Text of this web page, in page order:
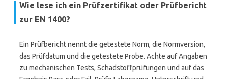
Wie lese ich ein Prüfzertifikat oder Prüfbericht
zur EN 1400?
Ein Prüfbericht nennt die getestete Norm, die Normversion,
das Prüfdatum und die getestete Probe. Achte auf Angaben
zu mechanischen Tests, Schadstoffprüfungen und auf das